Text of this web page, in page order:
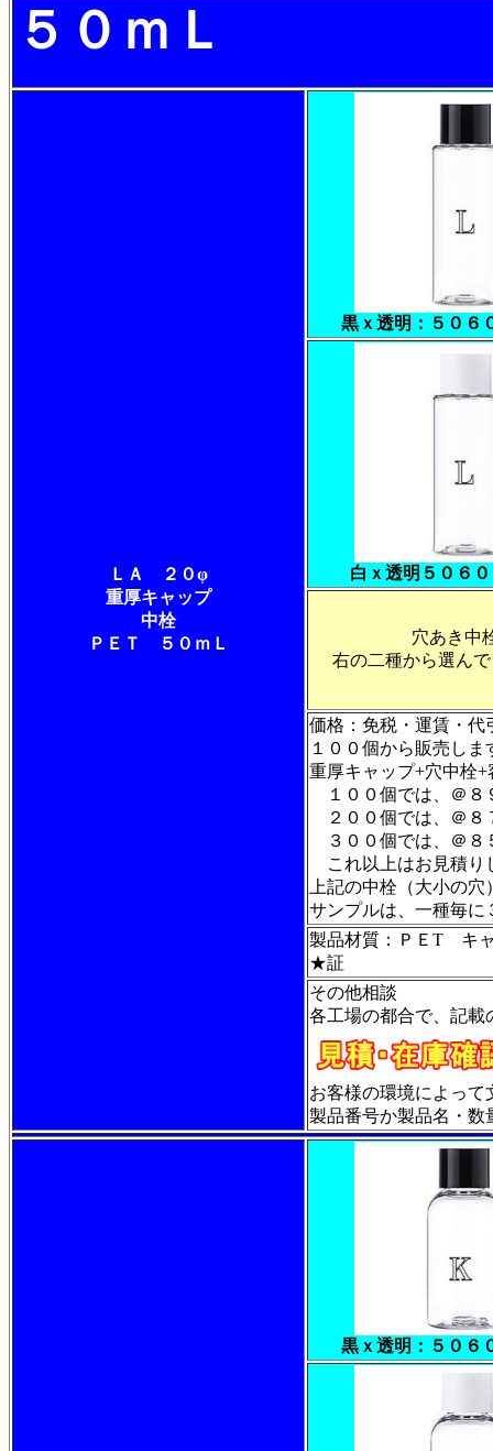
５０ｍＬ
ＬＡ ２０φ
重厚キャップ
中栓
ＰＥＴ ５０ｍＬ
黒ｘ透明：５０６
白ｘ透明５０６
穴あき中
右の二種から選ん
価格：免税・運賃・
１００個から販売し
重厚キャップ+穴中
１００個では、＠
２００個では、＠８
３００個では、＠
これ以上はお見積り
上記の中栓（大小の
サンプルは、一種毎
製品材質：ＰＥT キ
★証
その他相談
各工場の都合で、記載
お客様の環境によって
製品番号か製品名・数
黒ｘ透明：５０６